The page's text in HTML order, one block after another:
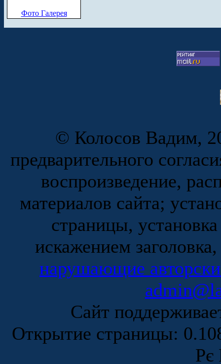
Фото Галерея
© Колосов Вадим,
предварительного
воспроизведение,
материалов сайта;
страницы,
искажением
нарушающие
Сайт
Открытие страницы:
Рє